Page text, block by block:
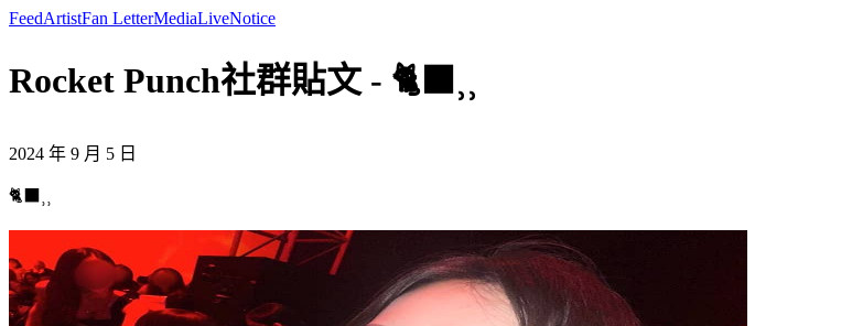
FeedArtistFan LetterMediaLiveNotice
Rocket Punch社群貼文 - 🐈‍⬛⸒⸒
2024 年 9 月 5 日
🐈‍⬛⸒⸒